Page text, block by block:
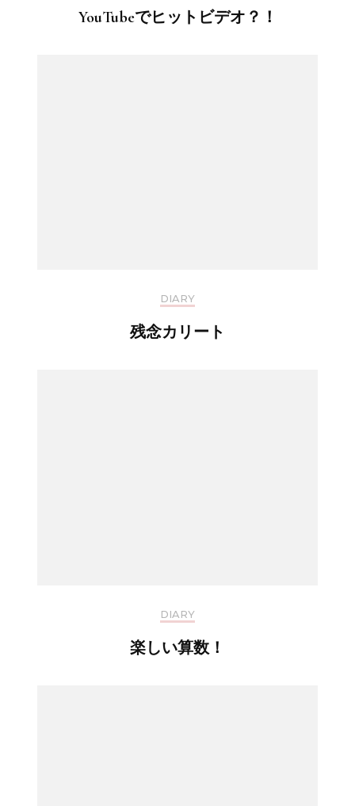
YouTubeでヒットビデオ？！
DIARY
残念カリート
DIARY
楽しい算数！